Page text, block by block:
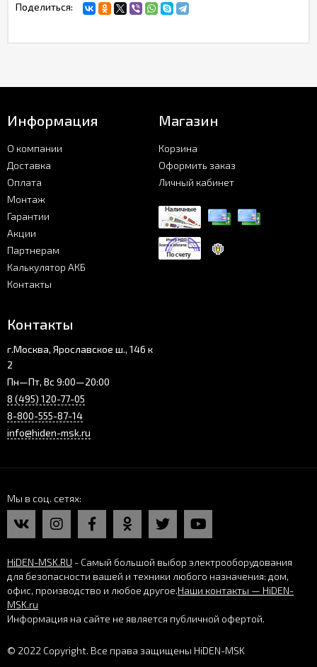
Поделиться:
Информация
О компании
Доставка
Оплата
Монтаж
Гарантии
Акции
Партнерам
Калькулятор АКБ
Контакты
Магазин
Корзина
Оформить заказ
Личный кабинет
Контакты
г.Москва, Ярославское ш., 146 к
2
Пн—Пт, Вс 9:00—20:00
8 (495) 120-77-05
8-800-555-87-14
info@hiden-msk.ru
Мы в соц. сетях
HiDEN-MSK.RU - Самый большой выбор электрооборудования
для безопасности вашей и техники любого назначения: дом,
офис, производство и любое другое.Наши контакты — HiDEN-
MSK.ru
Информация на сайте не является публичной офертой.
© 2022 Copyright. Все права защищены HiDEN-MSK